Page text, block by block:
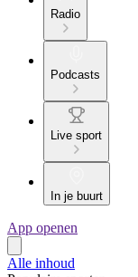
Radio
Podcasts
Live sport
In je buurt
App openen
Alle inhoud